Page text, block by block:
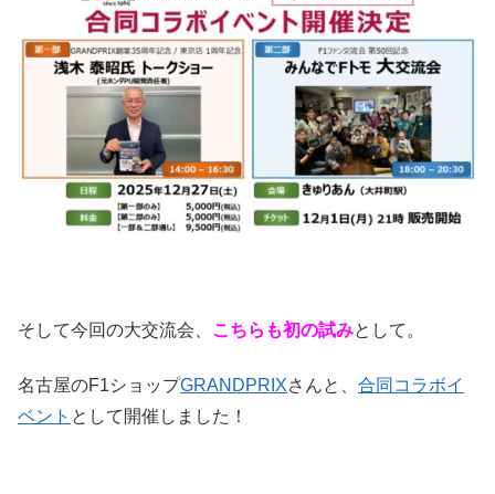
そして今回の大交流会、 こちらも初の試みとして。
名古屋のF1ショップGRANDPRIXさんと、 合同コラボイ
ベント として開催しました！